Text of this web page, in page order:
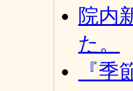
院内
た。
『